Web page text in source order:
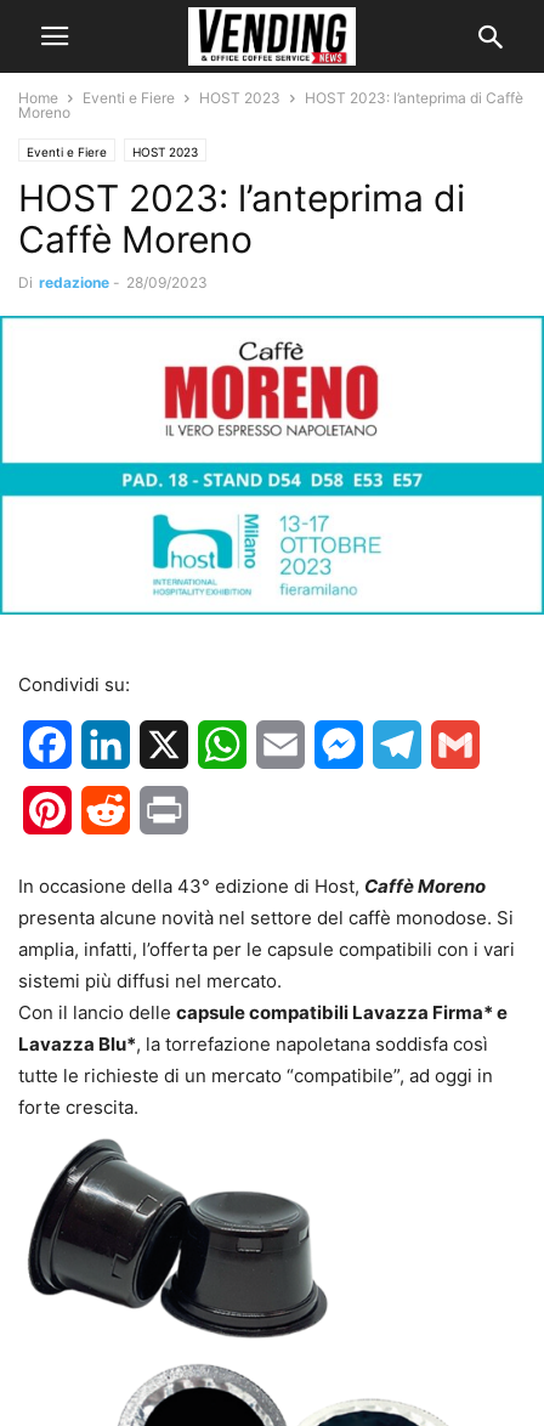
Home Eventi e Fiere HOST 2023
HOST 2023: l’anteprima di Caffè
Moreno
Eventi e Fiere HOST 2023
HOST 2023: l’anteprima di
Caffè Moreno
Di redazione - 28/09/2023
Condividi su:
FacebookLinkedIn WhatsApp
Email MessengerTelegram
PinterestReddit
In occasione della 43° edizione di Host, Caffè Moreno
presenta alcune novità nel settore del caffè monodose. Si
amplia, infatti, l’offerta per le capsule compatibili con i vari
sistemi più diffusi nel mercato.
Con il lancio delle capsule compatibili Lavazza Firma* e
Lavazza Blu*, la torrefazione napoletana soddisfa così
tutte le richieste di un mercato “compatibile”, ad oggi in
forte crescita.